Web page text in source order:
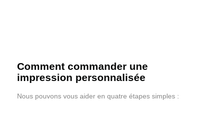
Comment commander une
impression personnalisée
Nous pouvons vous aider en quatre étapes simples :